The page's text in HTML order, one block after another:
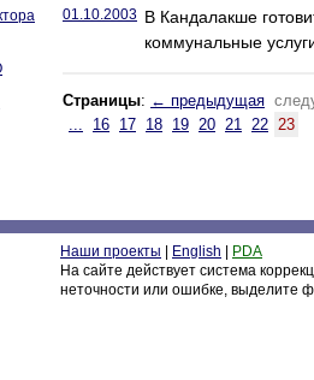
01.10.2003 В Кандалакше
коммунальные
Страницы: ← предыдущая
...
16 17 18 19 20 21 22 23
Наши проекты English
PDA
На сайте действует система
неточности или ошибке, выделите